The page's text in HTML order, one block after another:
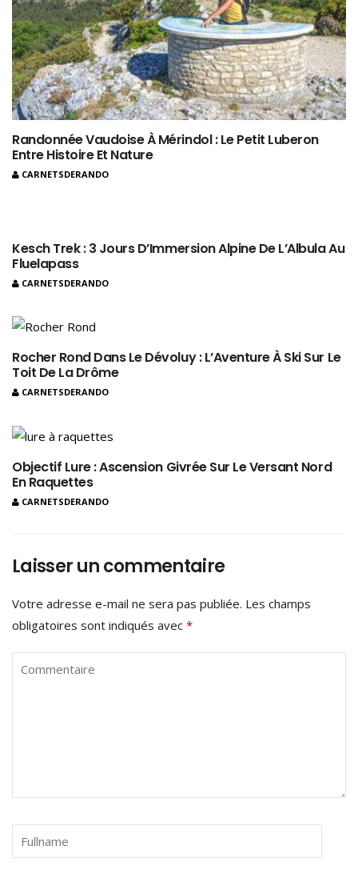
Randonnée Vaudoise À Mérindol : Le Petit Luberon
Entre Histoire Et Nature
CARNETSDERANDO
Kesch Trek : 3 Jours D’Immersion Alpine De L’Albula Au
Fluelapass
CARNETSDERANDO
Rocher Rond Dans Le Dévoluy : L’Aventure À Ski Sur Le
Toit De La Drôme
CARNETSDERANDO
Objectif Lure : Ascension Givrée Sur Le Versant Nord
En Raquettes
CARNETSDERANDO
Laisser un commentaire
Votre adresse e-mail ne sera pas publiée. Les champs
obligatoires sont indiqués avec *